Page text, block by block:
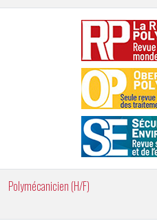
Polymécanicien (H/F)